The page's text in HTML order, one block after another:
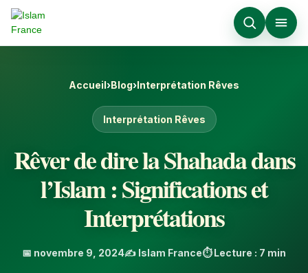
Accueil›Blog›Interprétation Rêves
Interprétation Rêves
Rêver de dire la Shahada dans
l’Islam : Significations et
Interprétations
📅 novembre 9, 2024✍️ Islam France⏱️ Lecture : 7 min